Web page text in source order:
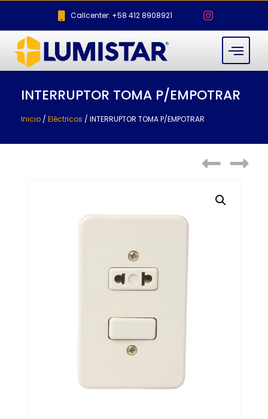
Callcenter: +58 412 8908921
INTERRUPTOR TOMA P/EMPOTRAR
Inicio / Eléctricos / INTERRUPTOR TOMA P/EMPOTRAR